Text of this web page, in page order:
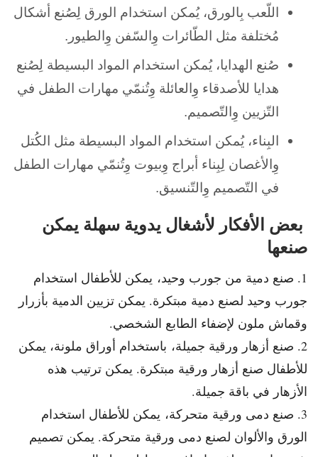
اللّعب بِالورق، يُمكن استخدام الورق لِصُنع أشكال
مُختلفة مثل الطّائرات وِالسّفن وِالطيور.
صُنع الهدايا، يُمكن استخدام المواد البسيطة لِصُنع
هدايا للأصدقاء وِالعائلة وِتُنمّي مهارات الطفل في
التّزيين وِالتّصميم.
البِناء، يُمكن استخدام المواد البسيطة مثل الكُتل
وِالأغصان لِبِناء أبراج وِبيوت وِتُنمّي مهارات الطفل
في التّصميم وِالتّنسيق.
بعض الأفكار لأشغال يدوية سهلة يمكن
صنعها
1. صنع دمية من جورب وحيد، يمكن للأطفال استخدام
جورب وحيد لصنع دمية مبتكرة. يمكن تزيين الدمية بأزرار
وقماش ملون لإضفاء الطابع الشخصي.
2. صنع أزهار ورقية جميلة، باستخدام أوراق ملونة، يمكن
للأطفال صنع أزهار ورقية مبتكرة. يمكن ترتيب هذه
الأزهار في باقة جميلة.
3. صنع دمى ورقية متحركة، يمكن للأطفال استخدام
الورق والألوان لصنع دمى ورقية متحركة. يمكن تصميم